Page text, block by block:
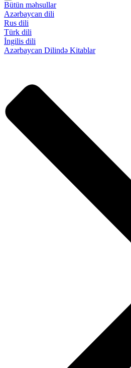
Bütün məhsullar
Azərbaycan dili
Rus dili
Türk dili
İngilis dili
Azərbaycan Dilində Kitablar